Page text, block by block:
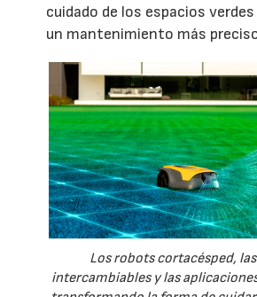
cuidado de los espacios
un mantenimiento más
Los robots cortacésped,
intercambiables y las